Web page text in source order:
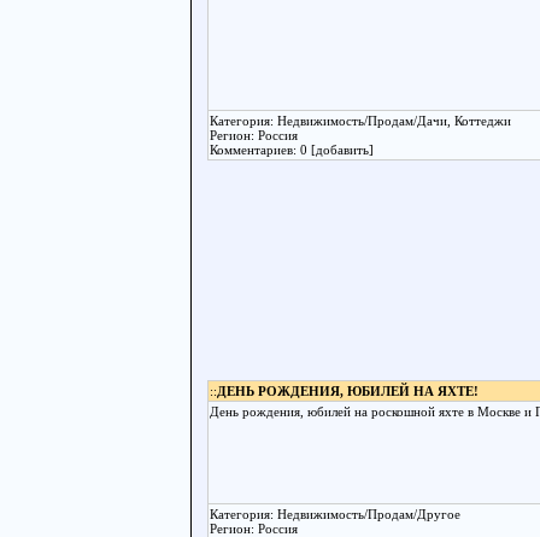
Категория: Недвижимость/Продам/Дачи, Коттеджи
Регион: Россия
Комментариев: 0 [добавить]
::ДЕНЬ РОЖДЕНИЯ, ЮБИЛЕЙ НА ЯХТЕ!
День рождения, юбилей на роскошной яхте в Москве и
Категория: Недвижимость/Продам/Другое
Регион: Россия